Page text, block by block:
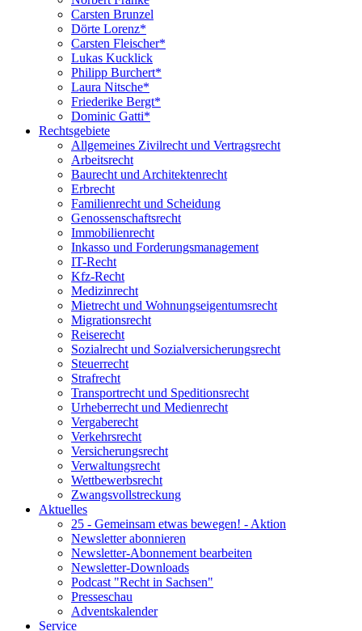
Carsten Brunzel
Dörte Lorenz*
Carsten Fleischer*
Lukas Kucklick
Philipp Burchert*
Laura Nitsche*
Friederike Bergt*
Dominic Gatti*
Rechtsgebiete
Allgemeines Zivilrecht und Vertragsrecht
Arbeitsrecht
Baurecht und Architektenrecht
Erbrecht
Familienrecht und Scheidung
Genossenschaftsrecht
Immobilienrecht
Inkasso und Forderungsmanagement
IT-Recht
Kfz-Recht
Medizinrecht
Mietrecht und Wohnungseigentumsrecht
Migrationsrecht
Reiserecht
Sozialrecht und Sozialversicherungsrecht
Steuerrecht
Strafrecht
Transportrecht und Speditionsrecht
Urheberrecht und Medienrecht
Vergaberecht
Verkehrsrecht
Versicherungsrecht
Verwaltungsrecht
Wettbewerbsrecht
Zwangsvollstreckung
Aktuelles
25 - Gemeinsam etwas bewegen! - Aktion
Newsletter abonnieren
Newsletter-Abonnement bearbeiten
Newsletter-Downloads
Podcast "Recht in Sachsen"
Presseschau
Adventskalender
Service